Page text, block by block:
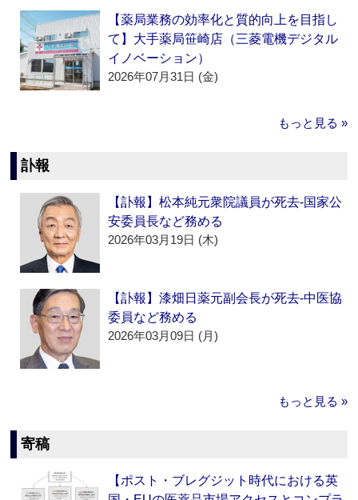
【薬局業務の効率化と質的向上を目指し
て】大手薬局笹崎店（三菱電機デジタル
イノベーション）
2026年07月31日 (金)
もっと見る »
訃報
【訃報】松本純元衆院議員が死去‐国家公
安委員長など務める
2026年03月19日 (木)
【訃報】漆畑日薬元副会長が死去‐中医協
委員など務める
2026年03月09日 (月)
もっと見る »
寄稿
【ポスト・ブレグジット時代における英